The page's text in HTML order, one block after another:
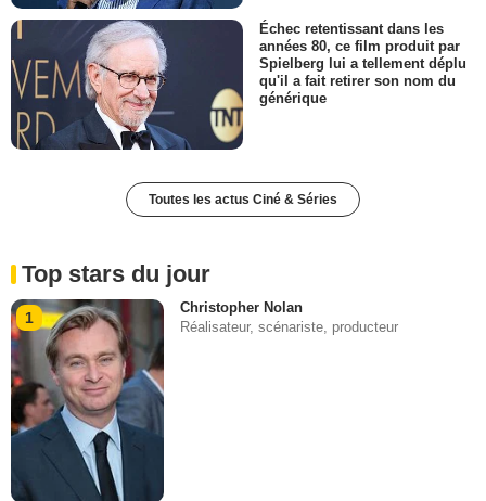
Échec retentissant dans les
années 80, ce film produit par
Spielberg lui a tellement déplu
qu'il a fait retirer son nom du
générique
Toutes les actus Ciné & Séries
Top stars du jour
1
Christopher Nolan
Réalisateur, scénariste, producteur